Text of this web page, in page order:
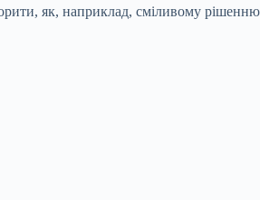
як, наприклад, сміливому